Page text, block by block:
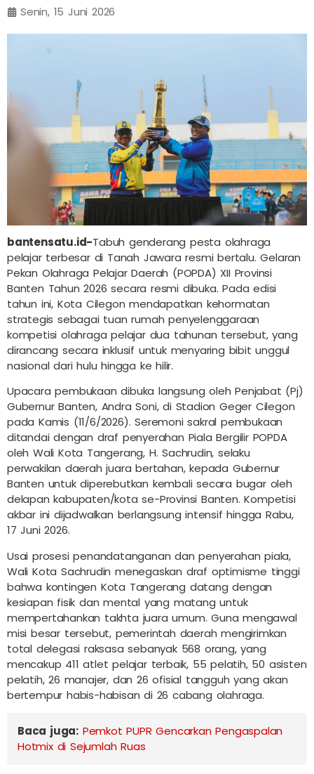
Senin, 15 Juni 2026
bantensatu.id-Tabuh genderang pesta olahraga
pelajar terbesar di Tanah Jawara resmi bertalu. Gelaran
Pekan Olahraga Pelajar Daerah (POPDA) XII Provinsi
Banten Tahun 2026 secara resmi dibuka. Pada edisi
tahun ini, Kota Cilegon mendapatkan kehormatan
strategis sebagai tuan rumah penyelenggaraan
kompetisi olahraga pelajar dua tahunan tersebut, yang
dirancang secara inklusif untuk menyaring bibit unggul
nasional dari hulu hingga ke hilir.
Upacara pembukaan dibuka langsung oleh Penjabat (Pj)
Gubernur Banten, Andra Soni, di Stadion Geger Cilegon
pada Kamis (11/6/2026). Seremoni sakral pembukaan
ditandai dengan draf penyerahan Piala Bergilir POPDA
oleh Wali Kota Tangerang, H. Sachrudin, selaku
perwakilan daerah juara bertahan, kepada Gubernur
Banten untuk diperebutkan kembali secara bugar oleh
delapan kabupaten/kota se-Provinsi Banten. Kompetisi
akbar ini dijadwalkan berlangsung intensif hingga Rabu,
17 Juni 2026.
Usai prosesi penandatanganan dan penyerahan piala,
Wali Kota Sachrudin menegaskan draf optimisme tinggi
bahwa kontingen Kota Tangerang datang dengan
kesiapan fisik dan mental yang matang untuk
mempertahankan takhta juara umum. Guna mengawal
misi besar tersebut, pemerintah daerah mengirimkan
total delegasi raksasa sebanyak 568 orang, yang
mencakup 411 atlet pelajar terbaik, 55 pelatih, 50 asisten
pelatih, 26 manajer, dan 26 ofisial tangguh yang akan
bertempur habis-habisan di 26 cabang olahraga.
Baca juga: Pemkot PUPR Gencarkan Pengaspalan
Hotmix di Sejumlah Ruas